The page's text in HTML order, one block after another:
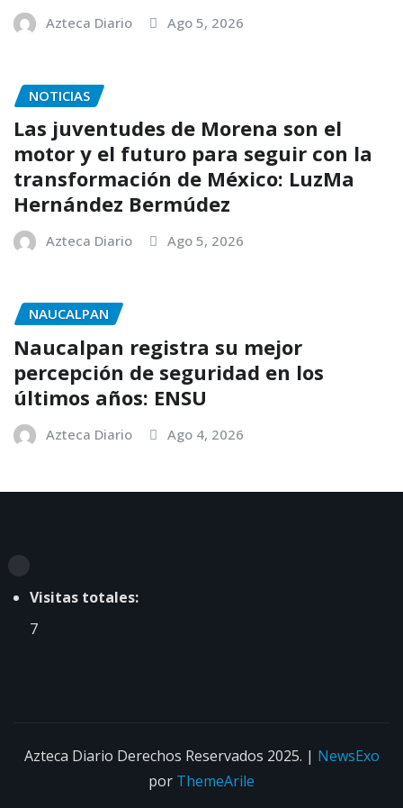
Azteca Diario Ago 5, 2026
NOTICIAS
Las juventudes de Morena son el
motor y el futuro para seguir con la
transformación de México: LuzMa
Hernández Bermúdez
Azteca Diario Ago 5, 2026
NAUCALPAN
Naucalpan registra su mejor
percepción de seguridad en los
últimos años: ENSU
Azteca Diario Ago 4, 2026
Visitas totales:
7
Azteca Diario Derechos Reservados 2025. | NewsExo
por ThemeArile